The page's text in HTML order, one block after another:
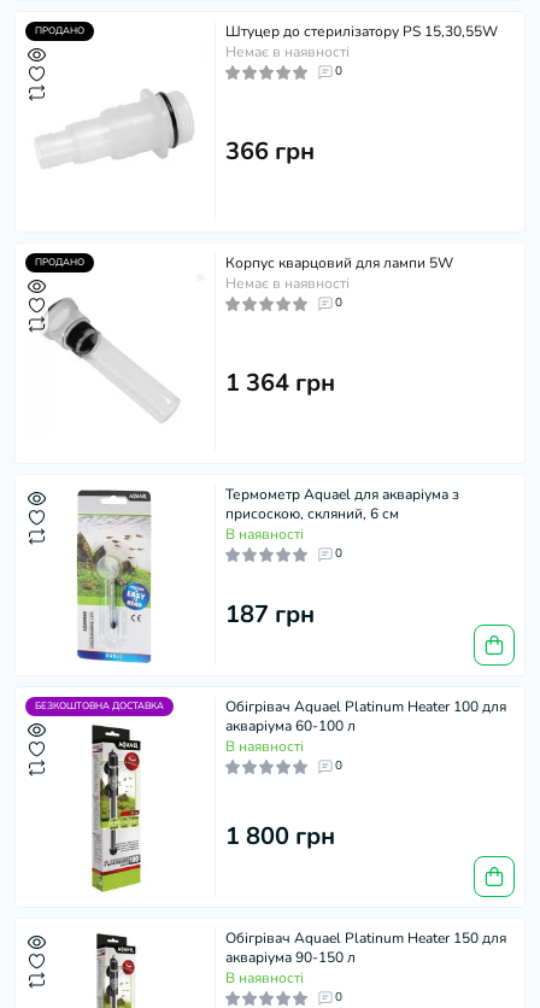
ПРОДАНО
Штуцер до стерилізатору PS 15,30,55W
Немає в наявності
0
366 грн
ПРОДАНО
Корпус кварцовий для лампи 5W
Немає в наявності
0
1 364 грн
Термометр Aquael для акваріума з
присоскою, скляний, 6 см
В наявності
0
187 грн
БЕЗКОШТОВНА ДОСТАВКА
Обігрівач Aquael Platinum Heater 100 для
акваріума 60-100 л
В наявності
0
1 800 грн
Обігрівач Aquael Platinum Heater 150 для
акваріума 90-150 л
В наявності
0